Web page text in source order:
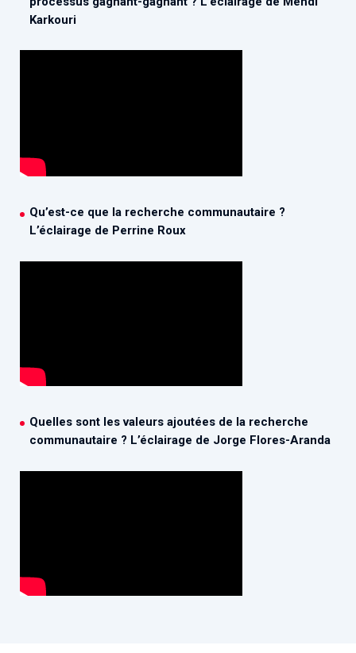
Karkouri
Qu’est-ce que la recherche communautaire ?
L’éclairage de Perrine Roux
Quelles sont les valeurs ajoutées de la recherche
communautaire ? L’éclairage de Jorge Flores-Aranda